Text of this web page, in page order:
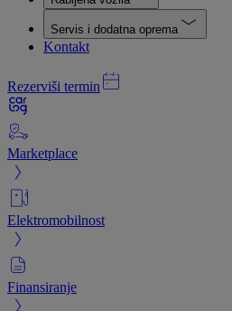
Servis i dodatna oprema
Kontakt
Rezerviši termin
Marketplace
Elektromobilnost
Finansiranje